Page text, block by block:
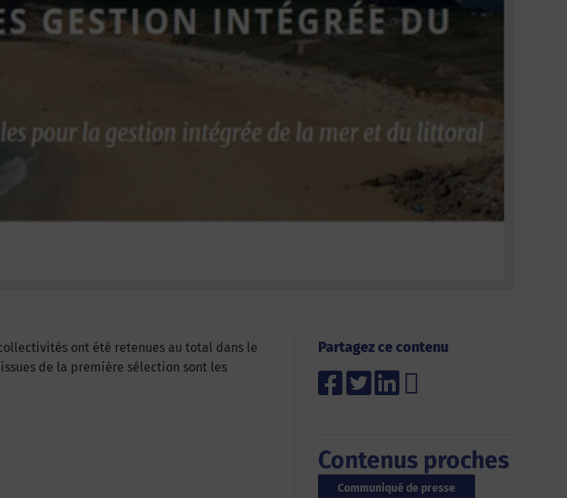
ont été retenues au total dans le
de la première sélection sont les
Partagez ce contenu
Contenus proches
Communiqué de presse